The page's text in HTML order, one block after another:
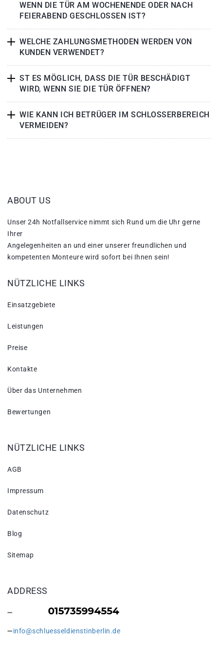
WENN DIE TÜR AM WOCHENENDE ODER NACH
FEIERABEND GESCHLOSSEN IST?
WELCHE ZAHLUNGSMETHODEN WERDEN VON
KUNDEN VERWENDET?
ST ES MÖGLICH, DASS DIE TÜR BESCHÄDIGT
WIRD, WENN SIE DIE TÜR ÖFFNEN?
WIE KANN ICH BETRÜGER IM SCHLOSSERBEREICH
VERMEIDEN?
ABOUT US
Unser 24h Notfallservice nimmt sich Rund um die Uhr gerne
Ihrer
Angelegenheiten an und einer unserer freundlichen und
kompetenten Monteure wird sofort bei Ihnen sein!
NÜTZLICHE LINKS
Einsatzgebiete
Leistungen
Preise
Kontakte
Über das Unternehmen
Bewertungen
NÜTZLICHE LINKS
AGB
Impressum
Datenschutz
Blog
Sitemap
ADDRESS
info@schluesseldienstinberlin.de